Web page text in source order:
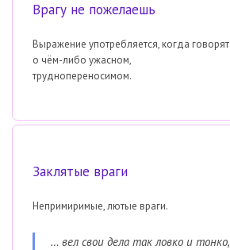
Врагу не пожелаешь
Выражение употребляется, когда говорят
о чём-либо ужасном,
труднопереносимом.
Заклятые враги
Непримиримые, лютые враги.
… вел свои дела так ловко и тонко,